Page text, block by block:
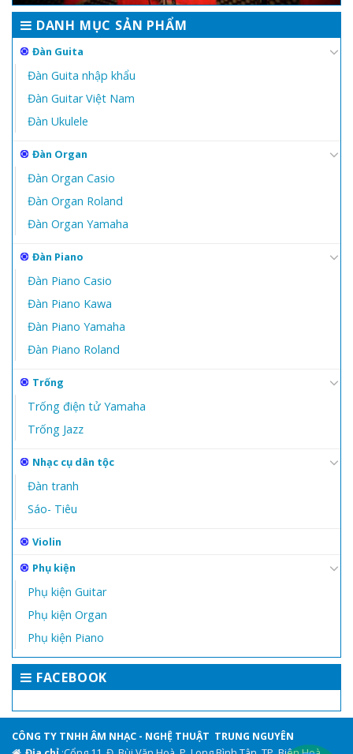
DANH MỤC SẢN PHẨM
Đàn Guita
Đàn Guita nhập khẩu
Đàn Guitar Việt Nam
Đàn Ukulele
Đàn Organ
Đàn Organ Casio
Đàn Organ Roland
Đàn Organ Yamaha
Đàn Piano
Đàn Piano Casio
Đàn Piano Kawa
Đàn Piano Yamaha
Đàn Piano Roland
Trống
Trống điện tử Yamaha
Trống Jazz
Nhạc cụ dân tộc
Đàn tranh
Sáo- Tiêu
Violin
Phụ kiện
Phụ kiện Guitar
Phụ kiện Organ
Phụ kiện Piano
FACEBOOK
CÔNG TY TNHH ÂM NHẠC - NGHỆ THUẬT TRUNG NGUYÊN